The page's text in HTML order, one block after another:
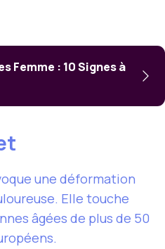
Femme : 10 Signes à
une déformation
Elle touche
âgées de plus de 50